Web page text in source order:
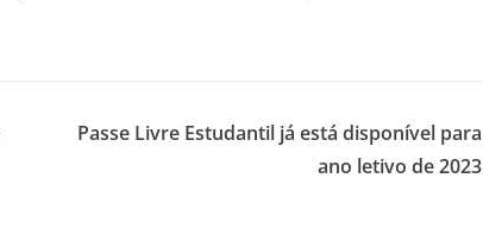
Passe Livre Estudantil já está disponível para
ano letivo de 2023